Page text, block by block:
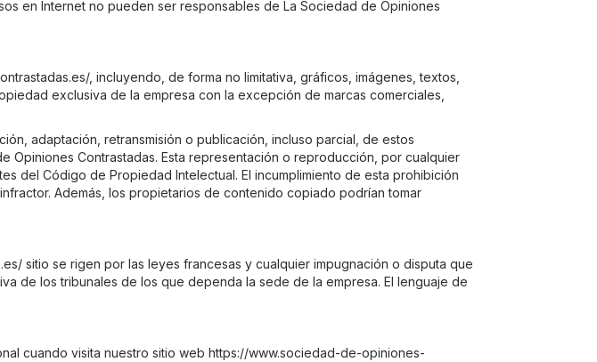
en Internet no pueden ser responsables de La Sociedad de Opiniones
, incluyendo, de forma no limitativa, gráficos, imágenes, textos,
exclusiva de la empresa con la excepción de marcas comerciales,
adaptación, retransmisión o publicación, incluso parcial, de estos
Contrastadas. Esta representación o reproducción, por cualquier
del Código de Propiedad Intelectual. El incumplimiento de esta prohibición
Además, los propietarios de contenido copiado podrían tomar
sitio se rigen por las leyes francesas y cualquier impugnación o disputa que
de los tribunales de los que dependa la sede de la empresa. El lenguaje de
cuando visita nuestro sitio web https://www.sociedad-de-opiniones-